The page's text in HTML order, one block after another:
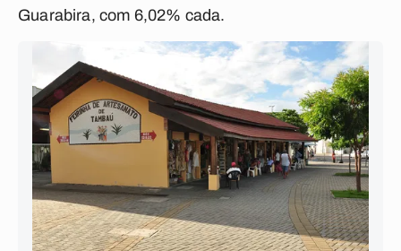
Guarabira, com 6,02% cada.